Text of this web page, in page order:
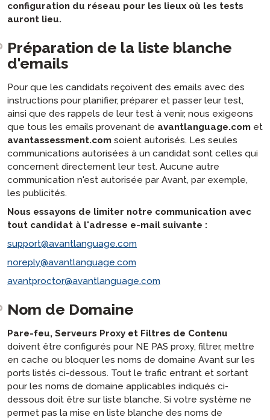
configuration du réseau pour les lieux où les tests
auront lieu.
Préparation de la liste blanche
d'emails
Pour que les candidats reçoivent des emails avec des
instructions pour planifier, préparer et passer leur test,
ainsi que des rappels de leur test à venir, nous exigeons
que tous les emails provenant de avantlanguage.com et
avantassessment.com soient autorisés. Les seules
communications autorisées à un candidat sont celles qui
concernent directement leur test. Aucune autre
communication n'est autorisée par Avant, par exemple,
les publicités.
Nous essayons de limiter notre communication avec
tout candidat à l'adresse e-mail suivante :
support@avantlanguage.com
noreply@avantlanguage.com
avantproctor@avantlanguage.com
Nom de Domaine
Pare-feu, Serveurs Proxy et Filtres de Contenu
doivent être configurés pour NE PAS proxy, filtrer, mettre
en cache ou bloquer les noms de domaine Avant sur les
ports listés ci-dessous. Tout le trafic entrant et sortant
pour les noms de domaine applicables indiqués ci-
dessous doit être sur liste blanche. Si votre système ne
permet pas la mise en liste blanche des noms de